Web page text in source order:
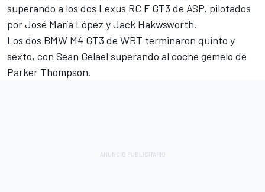
superando a los dos Lexus RC F GT3 de ASP, pilotados
porJosé María López y Jack Hakwsworth.
Los dos BMW M4 GT3 de WRT terminaron quinto y
sexto, con Sean Gelael superando al coche gemelo de
Parker Thompson.